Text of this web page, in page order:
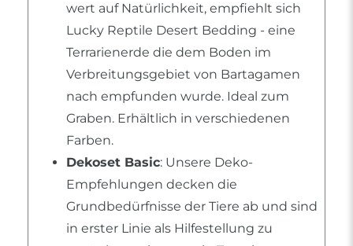
wert auf Natürlichkeit, empfiehlt sich
Lucky Reptile Desert Bedding - eine
Terrarienerde die dem Boden im
Verbreitungsgebiet von Bartagamen
nach empfunden wurde. Ideal zum
Graben. Erhältlich in verschiedenen
Farben.
Dekoset Basic: Unsere Deko-
Empfehlungen decken die
Grundbedürfnisse der Tiere ab und sind
in erster Linie als Hilfestellung zu